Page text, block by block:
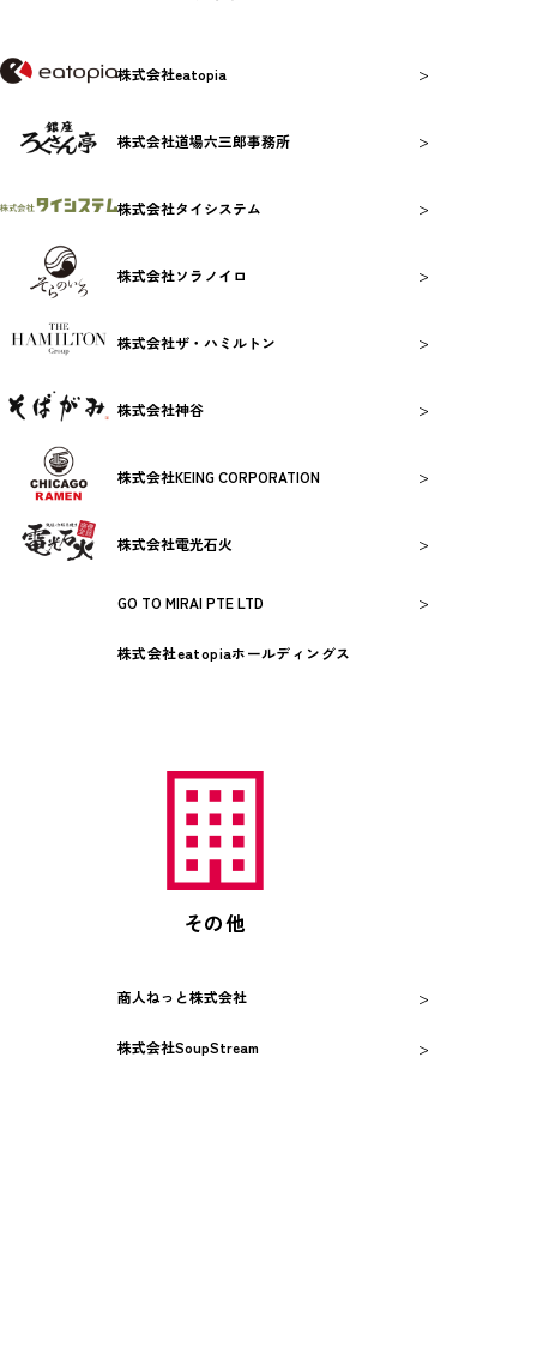
株式会社eatopia >
株式会社道場六三郎事務所 >
株式会社タイシステム >
株式会社ソラノイロ >
株式会社ザ・ハミルトン >
株式会社神谷 >
株式会社KEING CORPORATION >
株式会社電光石火 >
GO TO MIRAI PTE LTD >
株式会社eatopiaホールディングス
その他
商人ねっと株式会社 >
株式会社SoupStream >